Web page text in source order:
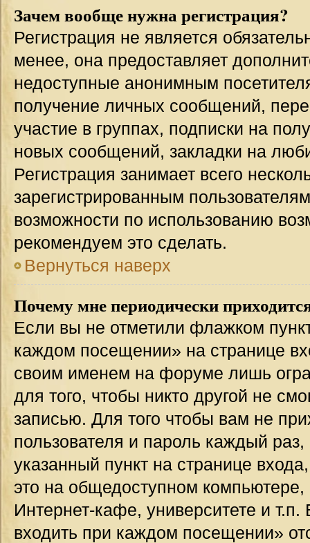
Зачем вообще нужна регистрация?
Регистрация не является
менее, она предоставляет
недоступные анонимным
получение личных сообщений,
участие в группах, подписки на
новых сообщений, закладки на
Регистрация занимает всего
зарегистрированным
возможности по использованию
рекомендуем это сделать.
Вернуться наверх
Почему мне периодически
Если вы не отметили флажком
каждом посещении» на странице
своим именем на форуме лишь
для того, чтобы никто другой не
записью. Для того чтобы вам не
пользователя и пароль каждый
указанный пункт на странице
это на общедоступном
Интернет-кафе, университете и т.п.
входить при каждом посещении»